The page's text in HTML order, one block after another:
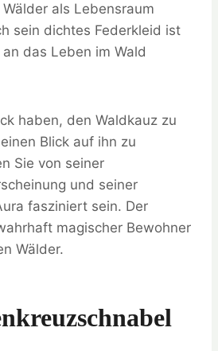
als Lebensraum
sein dichtes Federkleid ist
das Leben im Wald
haben, den Waldkauz zu
Blick auf ihn zu
Sie von seiner
und seiner
fasziniert sein. Der
magischer Bewohner
Wälder.